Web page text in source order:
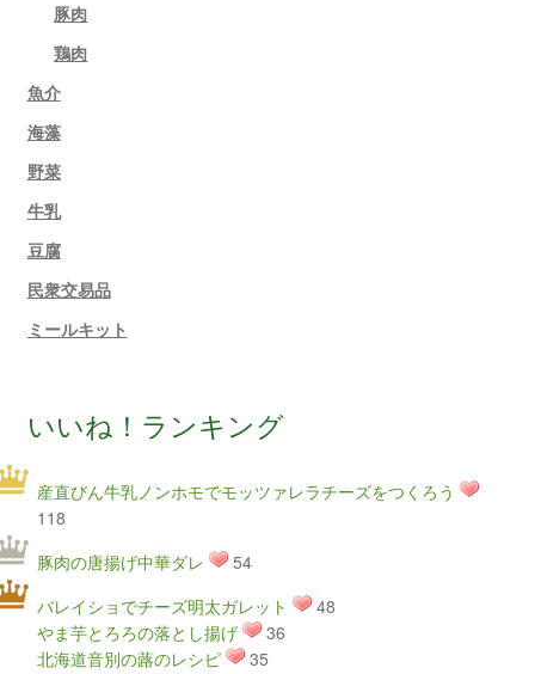
豚肉
鶏肉
魚介
海藻
野菜
牛乳
豆腐
民衆交易品
ミールキット
いいね！ランキング
産直びん牛乳ノンホモでモッツァレラチーズをつくろう
118
豚肉の唐揚げ中華ダレ
54
バレイショでチーズ明太ガレット
48
やま芋とろろの落とし揚げ
36
北海道音別の蕗のレシピ
35